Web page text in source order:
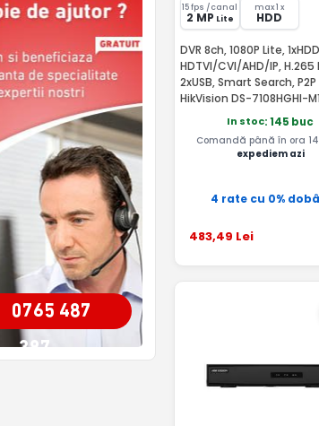
0765 487
387
15 fps /canal
2 MP Lite
max 1 x
HDD
DVR 8ch, 1080P Lite,
HDTVI/CVI/AHD/IP, H.265
2xUSB, Smart Search,
HikVision DS-7108HGHI-
In stoc: 145 buc
Comandă până în ora
expediem azi
4 rate cu 0%
483,49 Lei